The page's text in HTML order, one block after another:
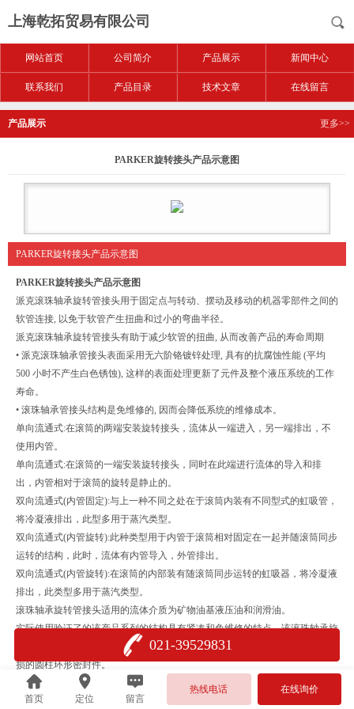
上海乾拓贸易有限公司
网站首页 公司简介 产品展示 新闻中心
联系我们 产品目录 技术文章 在线留言
产品展示 更多>>
PARKER旋转接头产品示意图
PARKER旋转接头产品示意图
PARKER旋转接头产品示意图
派克滚珠轴承旋转管接头用于固定点与转动、摆动及移动的机器零部件之间的
软管连接, 以免于软管产生扭曲和过小的弯曲半径。
派克滚珠轴承旋转管接头有助于减少软管的扭曲, 从而改善产品的寿命周期
• 派克滚珠轴承管接头表面采用无六阶铬镀锌处理, 具有的抗腐蚀性能 (平均
500 小时不产生白色锈蚀), 这样的表面处理更新了元件及整个液压系统的工作
寿命。
• 滚珠轴承管接头结构是免维修的, 因而会降低系统的维修成本。
单向流通式:在滚筒的两端安装旋转接头，流体从一端进入，另一端排出，不
使用内管。
单向流通式:在滚筒的一端安装旋转接头，同时在此端进行流体的导入和排
出，内管相对于滚筒的旋转是静止的。
双向流通式(内管固定):与上一种不同之处在于滚筒内装有不同型式的虹吸管，
将冷凝液排出，此型多用于蒸汽类型。
双向流通式(内管旋转):此种类型用于内管于滚筒相对固定在一起并随滚筒同步
运转的结构，此时，流体有内管导入，外管排出。
双向流通式(内管旋转):在滚筒的内部装有随滚筒同步运转的虹吸器，将冷凝液
排出，此类型多用于蒸汽类型。
滚珠轴承旋转管接头适用的流体介质为矿物油基液压油和润滑油。
实际使用验证了的该产品系列的结构具有紧凑和免维修的特点。该滚珠轴承旋
转管接头带有一个持续润滑的滚珠与滑动相结合的轴承, 和起动扭矩小、抗磨
损的圆柱环形密封件。
派克滚珠轴承旋转管接头用于固定点与转动、摆动及移动的机器零部件之间的
软管连接, 以防止软管产生扭曲和过小的弯曲半径。
021-39529831
首页 定位 留言
热线电话 在线询价